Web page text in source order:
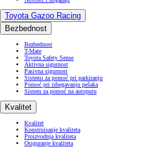
Toyota Gazoo Racing
Bezbednost
Bezbednost
T-Mate
Toyota Safety Sense
Aktivna sigurnost
Pasivna sigurnost
Sistemi za pomoć pri parkiranju
Pomoć pri izbegavanju pešaka
Sistem za pomoć na autoputu
Kvalitet
Kvalitet
Konstruisanje kvaliteta
Proizvodnja kvaliteta
Osiguranje kvaliteta